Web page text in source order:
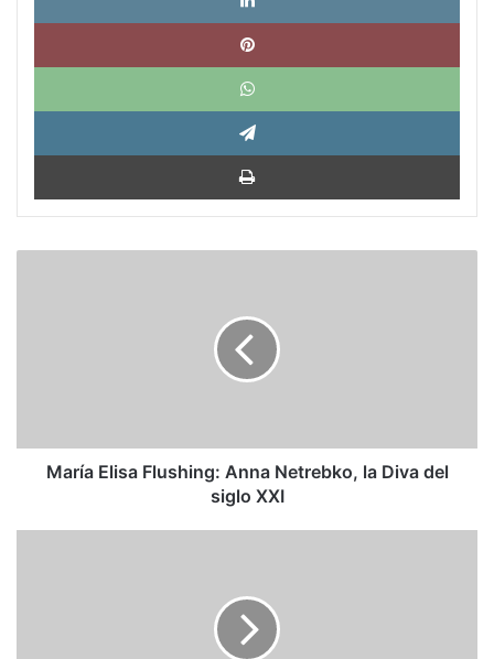
siglo
María Elisa Flushing: Anna Netrebko, la Diva del
siglo XXI